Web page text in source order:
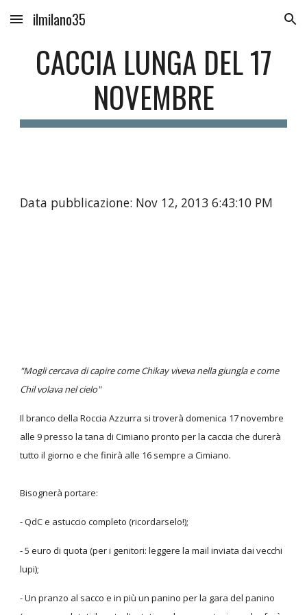
Skip to main content Skip to navigation
ilmilano35
CACCIA LUNGA DEL 17
NOVEMBRE
Data pubblicazione: Nov 12, 2013 6:43:10 PM
"Mogli cercava di capire come Chikay viveva nella giungla e come
Chil volava nel cielo"
Il branco della Roccia Azzurra si troverà domenica 17 novembre
alle 9 presso la tana di Cimiano pronto per la caccia che durerà
tutto il giorno e che finirà alle 16 sempre a Cimiano.
Bisognerà portare:
- QdC e astuccio completo (ricordarselo!);
- 5 euro di quota (per i genitori: leggere la mail inviata dai vecchi
lupi);
- Un pranzo al sacco e in più un panino per la gara del panino